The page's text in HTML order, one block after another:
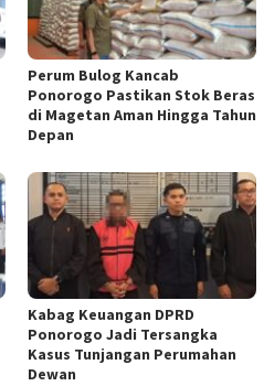
Perum Bulog Kancab
Ponorogo Pastikan Stok Beras
di Magetan Aman Hingga Tahun
Depan
Kabag Keuangan DPRD
Ponorogo Jadi Tersangka
Kasus Tunjangan Perumahan
Dewan